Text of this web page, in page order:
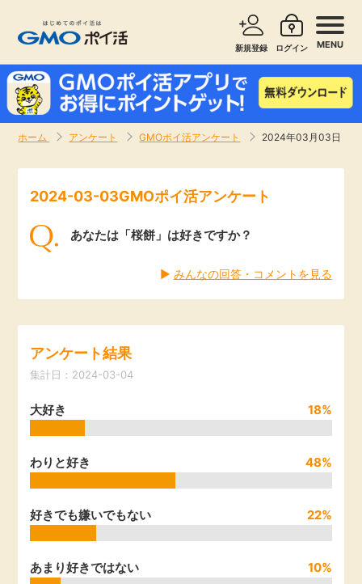
新規登録 ログイン MENU
ホーム アンケート GMOポイ活アンケート 2024年03月03日
新着
高還元
無料
即日還元
モニター
サービスで探す ショッピングで探す
旅行・レンタカー
クレジットカード
暮らし
学び
進学・教育
美容・健康
2024-03-03GMOポイ活アンケート
あなたは「桜餅」は好きですか？
▶︎ みんなの回答・コメントを見る
アンケート結果
集計日：2024-03-04
大好き 18%
わりと好き 48%
好きでも嫌いでもない 22%
あまり好きではない 10%